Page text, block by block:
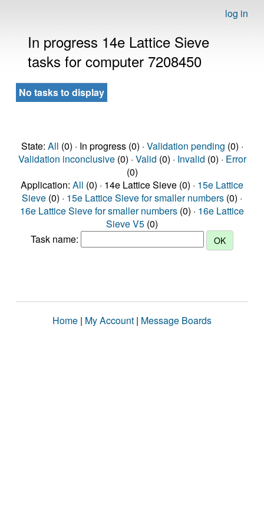
log in
In progress 14e Lattice Sieve
tasks for computer 7208450
No tasks to display
State: All (0) · In progress (0) · Validation pending (0) ·
Validation inconclusive(0) · Valid (0) · Invalid (0) · Error
(0)
Application: All (0) · 14e Lattice Sieve (0) · 15e Lattice
Sieve (0) · 15e Lattice Sieve for smaller numbers (0) ·
16e Lattice Sieve for smaller numbers (0) · 16e Lattice
Sieve V5 (0)
Task name:
Home | My Account | Message Boards